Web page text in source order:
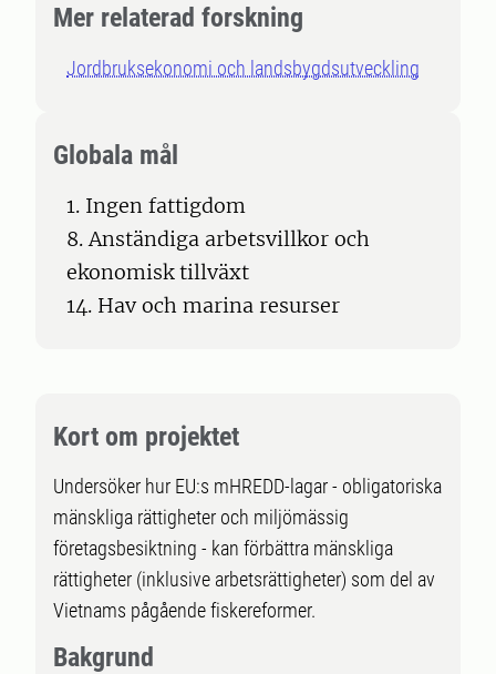
Mer relaterad forskning
Jordbruksekonomi och landsbygdsutveckling
Globala mål
1. Ingen fattigdom
8. Anständiga arbetsvillkor och
ekonomisk tillväxt
14. Hav och marina resurser
Kort om projektet
Undersöker hur EU:s mHREDD-lagar - obligatoriska
mänskliga rättigheter och miljömässig
företagsbesiktning - kan förbättra mänskliga
rättigheter (inklusive arbetsrättigheter) som del av
Vietnams pågående fiskereformer.
Bakgrund